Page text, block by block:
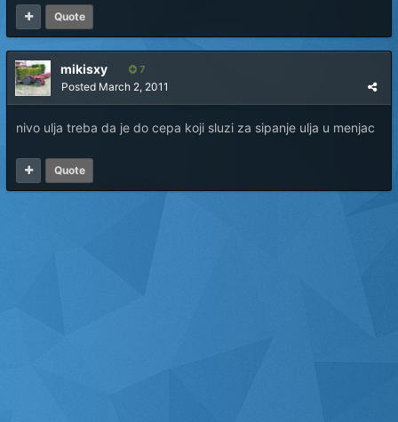
Quote
mikisxy 7
Posted March 2, 2011
nivo ulja treba da je do cepa koji sluzi za sipanje ulja u menjac
Quote